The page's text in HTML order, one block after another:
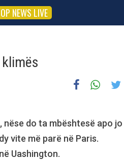
NEWS LIVE
do ta mbështesë apo jo
vite më parë në Paris.
Uashington.